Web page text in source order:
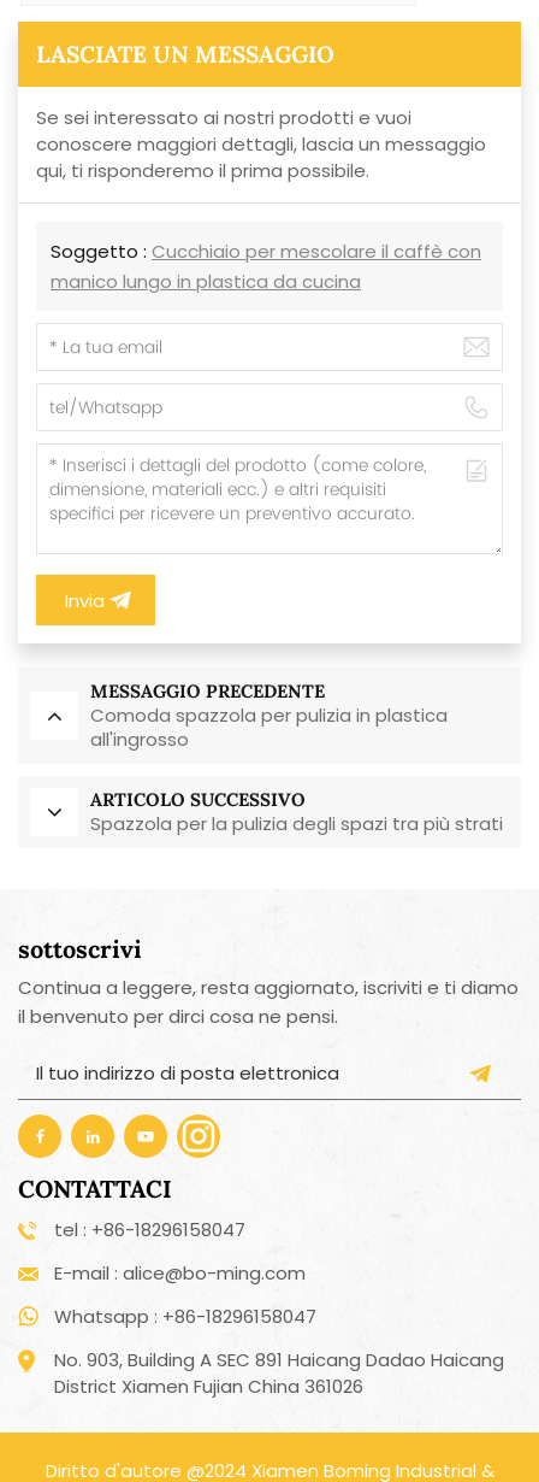
LASCIATE UN MESSAGGIO
Se sei interessato ai nostri prodotti e vuoi
conoscere maggiori dettagli, lascia un messaggio
qui, ti risponderemo il prima possibile.
Soggetto : Cucchiaio per mescolare il caffè con
manico lungo in plastica da cucina
Invia
MESSAGGIO PRECEDENTE
Comoda spazzola per pulizia in plastica
all'ingrosso
ARTICOLO SUCCESSIVO
Spazzola per la pulizia degli spazi tra più strati
sottoscrivi
Continua a leggere, resta aggiornato, iscriviti e ti diamo
il benvenuto per dirci cosa ne pensi.
CONTATTACI
tel : +86-18296158047
E-mail : alice@bo-ming.com
Whatsapp : +86-18296158047
No. 903, Building A SEC 891 Haicang Dadao Haicang
District Xiamen Fujian China 361026
Diritto d'autore @2024 Xiamen Boming Industrial &